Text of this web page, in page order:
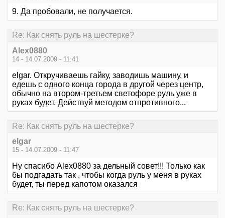
9. Да пробовали, не получается.
Re: Как снять руль на шестерке?
Alex0880
14 - 14.07.2009 - 11:41
elgar. Откручиваешь гайку, заводишь машину, и
едешь с одного конца города в другой через центр,
обычно на втором-третьем светофоре руль уже в
руках будет. Действуй методом отпротивного...
Re: Как снять руль на шестерке?
elgar
15 - 14.07.2009 - 11:47
Ну спасибо Alex0880 за дельный совет!!! Только как
бы подгадать так , чтобы когда руль у меня в руках
будет, ты перед капотом оказался
Re: Как снять руль на шестерке?